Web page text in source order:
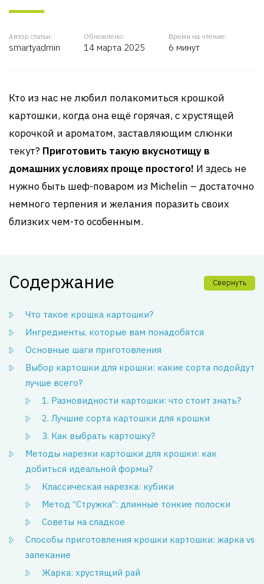
Автор статьи:
smartyadmin
Обновлено:
14 марта 2025
Время на чтение:
6 минут
Кто из нас не любил полакомиться крошкой
картошки, когда она ещё горячая, с хрустящей
корочкой и ароматом, заставляющим слюнки
текут? Приготовить такую вкуснотищу в
домашних условиях проще простого! И здесь не
нужно быть шеф-поваром из Michelin – достаточно
немного терпения и желания поразить своих
близких чем-то особенным.
Содержание Свернуть
Что такое крошка картошки?
Ингредиенты, которые вам понадобятся
Основные шаги приготовления
Выбор картошки для крошки: какие сорта подойдут
лучше всего?
1. Разновидности картошки: что стоит знать?
2. Лучшие сорта картошки для крошки
3. Как выбрать картошку?
Методы нарезки картошки для крошки: как
добиться идеальной формы?
Классическая нарезка: кубики
Метод “Стружка”: длинные тонкие полоски
Советы на сладкое
Способы приготовления крошки картошки: жарка vs
запекание
Жарка: хрустящий рай